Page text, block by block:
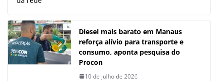
Diesel mais barato em Manaus
reforça alívio para transporte e
consumo, aponta pesquisa do
Procon
10 de julho de 2026